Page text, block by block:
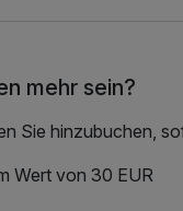
mehr sein?
Sie hinzubuchen,
Wert von 30 EUR